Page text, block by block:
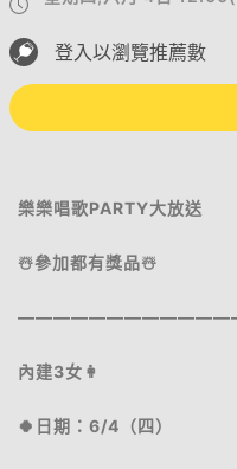
登入以瀏覽推薦數
樂樂唱歌PARTY大放送
☃️參加都有獎品☃️
內建3女👩
🍀日期：6/4（四）